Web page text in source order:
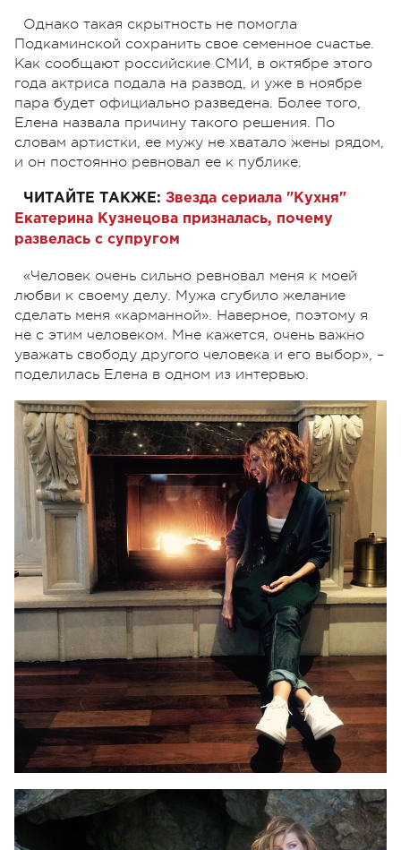
Однако такая скрытность не помогла
Подкаминской сохранить свое семенное счастье.
Как сообщают российские СМИ, в октябре этого
года актриса подала на развод, и уже в ноябре
пара будет официально разведена. Более того,
Елена назвала причину такого решения. По
словам артистки, ее мужу не хватало жены рядом,
и он постоянно ревновал ее к публике.
ЧИТАЙТЕ ТАКЖЕ: Звезда сериала "Кухня"
Екатерина Кузнецова призналась, почему
развелась с супругом
«Человек очень сильно ревновал меня к моей
любви к своему делу. Мужа сгубило желание
сделать меня «карманной». Наверное, поэтому я
не с этим человеком. Мне кажется, очень важно
уважать свободу другого человека и его выбор», –
поделилась Елена в одном из интервью.